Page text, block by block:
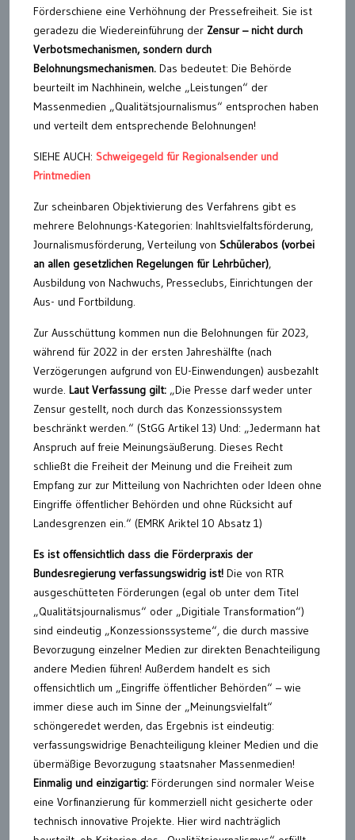
Förderschiene eine Verhöhnung der Pressefreiheit. Sie ist
geradezu die Wiedereinführung der Zensur – nicht durch
Verbotsmechanismen, sondern durch
Belohnungsmechanismen. Das bedeutet: Die Behörde
beurteilt im Nachhinein, welche „Leistungen“ der
Massenmedien „Qualitätsjournalismus“ entsprochen haben
und verteilt dem entsprechende Belohnungen!
SIEHE AUCH: Schweigegeld für Regionalsender und
Printmedien
Zur scheinbaren Objektivierung des Verfahrens gibt es
mehrere Belohnungs-Kategorien: Inahltsvielfaltsförderung,
Journalismusförderung, Verteilung von Schülerabos (vorbei
an allen gesetzlichen Regelungen für Lehrbücher),
Ausbildung von Nachwuchs, Presseclubs, Einrichtungen der
Aus- und Fortbildung.
Zur Ausschüttung kommen nun die Belohnungen für 2023,
während für 2022 in der ersten Jahreshälfte (nach
Verzögerungen aufgrund von EU-Einwendungen) ausbezahlt
wurde. Laut Verfassung gilt: „Die Presse darf weder unter
Zensur gestellt, noch durch das Konzessionssystem
beschränkt werden.“ (StGG Artikel 13) Und: „Jedermann hat
Anspruch auf freie Meinungsäußerung. Dieses Recht
schließt die Freiheit der Meinung und die Freiheit zum
Empfang zur zur Mitteilung von Nachrichten oder Ideen ohne
Eingriffe öffentlicher Behörden und ohne Rücksicht auf
Landesgrenzen ein.“ (EMRK Ariktel 10 Absatz 1)
Es ist offensichtlich dass die Förderpraxis der
Bundesregierung verfassungswidrig ist! Die von RTR
ausgeschütteten Förderungen (egal ob unter dem Titel
„Qualitätsjournalismus“ oder „Digitiale Transformation“)
sind eindeutig „Konzessionssysteme“, die durch massive
Bevorzugung einzelner Medien zur direkten Benachteiligung
andere Medien führen! Außerdem handelt es sich
offensichtlich um „Eingriffe öffentlicher Behörden“ – wie
immer diese auch im Sinne der „Meinungsvielfalt“
schöngeredet werden, das Ergebnis ist eindeutig:
verfassungswidrige Benachteiligung kleiner Medien und die
übermäßige Bevorzugung staatsnaher Massenmedien!
Einmalig und einzigartig: Förderungen sind normaler Weise
eine Vorfinanzierung für kommerziell nicht gesicherte oder
technisch innovative Projekte. Hier wird nachträglich